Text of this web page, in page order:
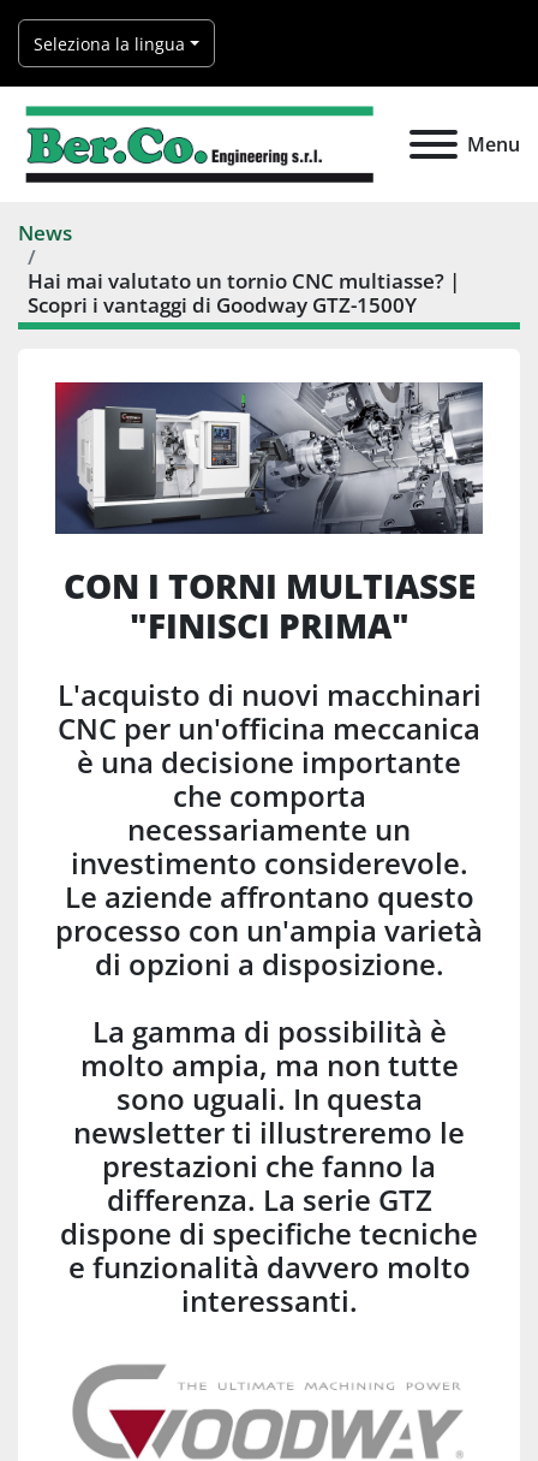
Seleziona la lingua
Menu
News
Hai mai valutato un tornio CNC multiasse? |
Scopri i vantaggi di Goodway GTZ-1500Y
CON I TORNI MULTIASSE
"FINISCI PRIMA"
L'acquisto di nuovi macchinari
CNC per un'officina meccanica
è una decisione importante
che comporta
necessariamente un
investimento considerevole.
Le aziende affrontano questo
processo con un'ampia varietà
di opzioni a disposizione.
La gamma di possibilità è
molto ampia, ma non tutte
sono uguali. In questa
newsletter ti illustreremo le
prestazioni che fanno la
differenza. La serie GTZ
dispone di specifiche tecniche
e funzionalità davvero molto
interessanti.